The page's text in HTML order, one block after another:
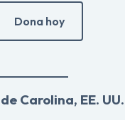
Dona hoy
Carolina, EE. UU.